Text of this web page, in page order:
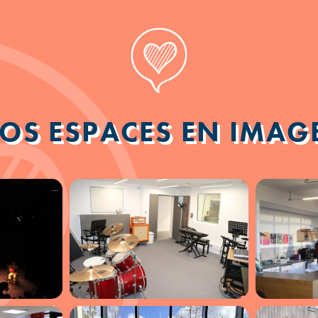
ESPACES EN